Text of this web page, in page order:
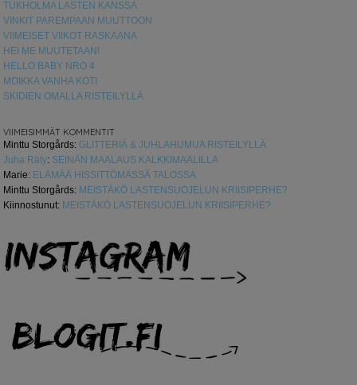
TUKHOLMA LASTEN KANSSA
VINKIT PAREMPAAN MUUTTOON
VIIMEISET VIIKOT RASKAANA
HEI ME MUUTETAAN!
HELLO BABY NRO 4
MOIKKA VANHA KOTI
SKIDIEN OMALLA RISTEILYLLÄ
VIIMEISIMMÄT KOMMENTIT
Minttu Storgårds: GLITTERIÄ & JUHLAHUMUA RISTEILYLLÄ
Juha Räty: SEINÄN MAALAUS KALKKIMAALILLA
Marie: ELÄMÄÄ HISSITTÖMÄSSÄ TALOSSA
Minttu Storgårds: MEISTÄKÖ LASTENSUOJELUN KRIISIPERHE?
Kiinnostunut: MEISTÄKÖ LASTENSUOJELUN KRIISIPERHE?